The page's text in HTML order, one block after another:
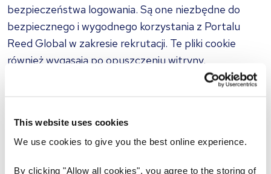
This website uses cookies
We use cookies to give you the best online experience.
By clicking "Allow all cookies", you agree to the storing of
bezpieczeństwa logowania. Są one niezbędne do
bezpiecznego i wygodnego korzystania z Portalu
Reed Global w zakresie rekrutacji. Te pliki cookie
również wygasają po opuszczeniu witryny.
wykorzystywane wewnętrznie w celu poprawy
doświadczeń użytkowników. Pomagają nam lepiej
zrozumieć, jak odwiedzający korzystają z witryny, co